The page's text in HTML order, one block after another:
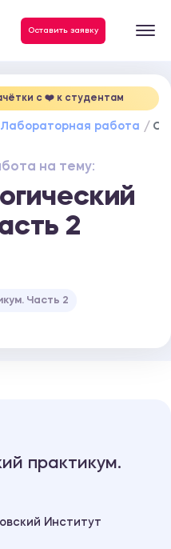
Оставить заявку
c ❤️ к студентам
Лабораторная работа
на тему:
2
Часть 2
практикум.
Институт